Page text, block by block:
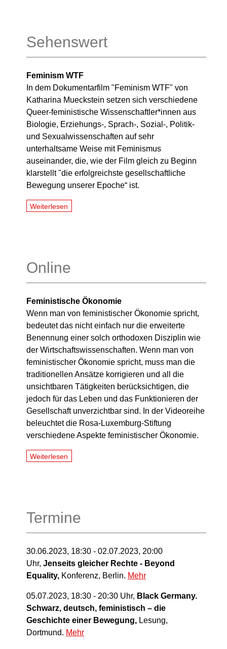
Sehenswert
Feminism WTF
In dem Dokumentarfilm "Feminism WTF" von
Katharina Mueckstein setzen sich verschiedene
Queer-feministische Wissenschaftler*innen aus
Biologie, Erziehungs-, Sprach-, Sozial-, Politik-
und Sexualwissenschaften auf sehr
unterhaltsame Weise mit Feminismus
auseinander, die, wie der Film gleich zu Beginn
klarstellt "die erfolgreichste gesellschaftliche
Bewegung unserer Epoche“ ist.
Weiterlesen
Online
Feministische Ökonomie
Wenn man von feministischer Ökonomie spricht,
bedeutet das nicht einfach nur die erweiterte
Benennung einer solch orthodoxen Disziplin wie
der Wirtschaftswissenschaften. Wenn man von
feministischer Ökonomie spricht, muss man die
traditionellen Ansätze korrigieren und all die
unsichtbaren Tätigkeiten berücksichtigen, die
jedoch für das Leben und das Funktionieren der
Gesellschaft unverzichtbar sind. In der Videoreihe
beleuchtet die Rosa-Luxemburg-Stiftung
verschiedene Aspekte feministischer Ökonomie.
Weiterlesen
Termine
30.06.2023, 18:30 - 02.07.2023, 20:00
Uhr, Jenseits gleicher Rechte - Beyond
Equality, Konferenz, Berlin. Mehr
05.07.2023, 18:30 - 20:30 Uhr, Black Germany.
Schwarz, deutsch, feministisch – die
Geschichte einer Bewegung, Lesung,
Dortmund. Mehr